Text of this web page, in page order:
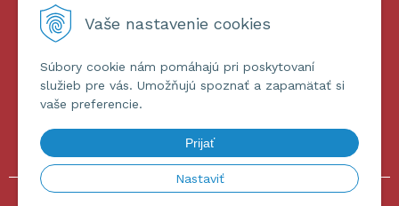
Vaše nastavenie cookies
Súbory cookie nám pomáhajú pri poskytovaní
služieb pre vás. Umožňujú spoznať a zapamätať si
vaše preferencie.
Prijať
Nastaviť
Platby a doprava
ĎALŠIE INFORMÁCIE
Obchodné podmienky
Ochrana osobných údajov
© 2026 omniashop.sk •tvorba eshopu cez UNIobchod,webhosting